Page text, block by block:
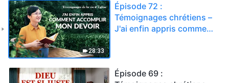
28:33
Épisode 72 :
Témoignages chrétiens –
J'ai enfin appris comment
Épisode 69 :